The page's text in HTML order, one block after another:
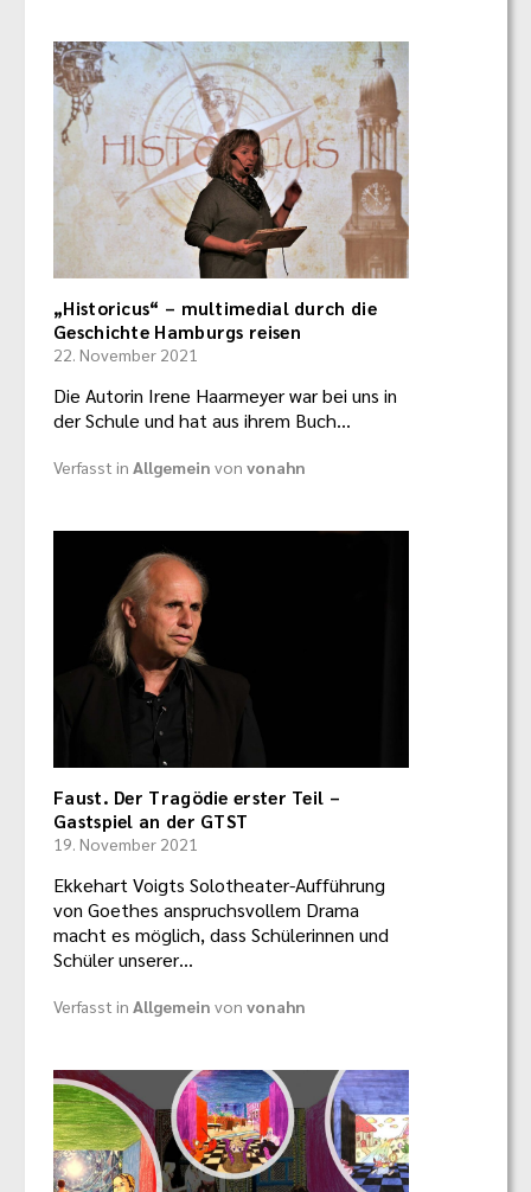
„Historicus“ – multimedial durch die
Geschichte Hamburgs reisen
22. November 2021
Die Autorin Irene Haarmeyer war bei uns in
der Schule und hat aus ihrem Buch…
Verfasst in Allgemein von vonahn
Faust. Der Tragödie erster Teil –
Gastspiel an der GTST
19. November 2021
Ekkehart Voigts Solotheater-Aufführung
von Goethes anspruchsvollem Drama
macht es möglich, dass Schülerinnen und
Schüler unserer…
Verfasst in Allgemein von vonahn